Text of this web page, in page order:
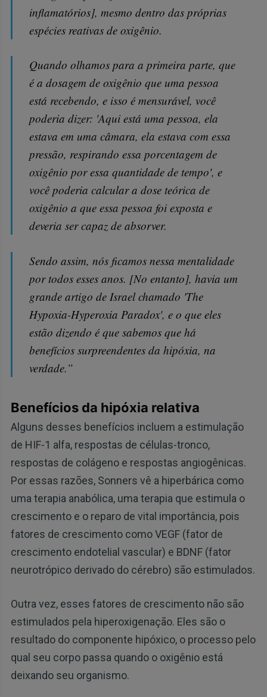
inflamatórios], mesmo dentro das próprias
espécies reativas de oxigênio.
Quando olhamos para a primeira parte, que
é a dosagem de oxigênio que uma pessoa
está recebendo, e isso é mensurável, você
poderia dizer: 'Aqui está uma pessoa, ela
estava em uma câmara, ela estava com essa
pressão, respirando essa porcentagem de
oxigênio por essa quantidade de tempo', e
você poderia calcular a dose teórica de
oxigênio a que essa pessoa foi exposta e
deveria ser capaz de absorver.
Sendo assim, nós ficamos nessa mentalidade
por todos esses anos. [No entanto], havia um
grande artigo de Israel chamado 'The
Hypoxia-Hyperoxia Paradox', e o que eles
estão dizendo é que sabemos que há
benefícios surpreendentes da hipóxia, na
verdade.”
Benefícios da hipóxia relativa
Alguns desses benefícios incluem a estimulação
de HIF-1 alfa, respostas de células-tronco,
respostas de colágeno e respostas angiogênicas.
Por essas razões, Sonners vê a hiperbárica como
uma terapia anabólica, uma terapia que estimula o
crescimento e o reparo de vital importância, pois
fatores de crescimento como VEGF (fator de
crescimento endotelial vascular) e BDNF (fator
neurotrópico derivado do cérebro) são estimulados.
Outra vez, esses fatores de crescimento não são
estimulados pela hiperoxigenação. Eles são o
resultado do componente hipóxico, o processo pelo
qual seu corpo passa quando o oxigênio está
deixando seu organismo.